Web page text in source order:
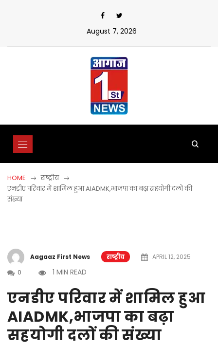
August 7, 2026
HOME
राष्ट्रीय
एनडीए परिवार में शामिल हुआ AIADMK,भाजपा का बढ़ा सहयोगी दलों की
संख्या
Aagaaz First News राष्ट्रीय
APRIL 12, 2025
0
1 MIN READ
एनडीए परिवार में शामिल हुआ
AIADMK,भाजपा का बढ़ा
सहयोगी दलों की संख्या